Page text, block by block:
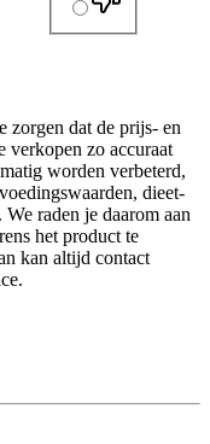
zorgen dat de prijs- en
verkopen zo accuraat
worden verbeterd,
dieet-
raden je daarom aan
het product te
kan altijd contact